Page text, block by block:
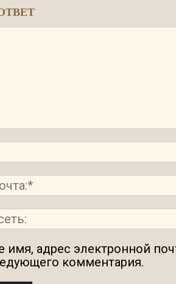
имя, адрес электронной
комментария.